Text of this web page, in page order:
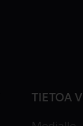
TIETOA